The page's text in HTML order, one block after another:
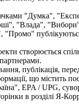
"Думка",
"Влада",
"Промо"
створюється
публікація,
що містить
EPA / UPG,
в розділі Я-